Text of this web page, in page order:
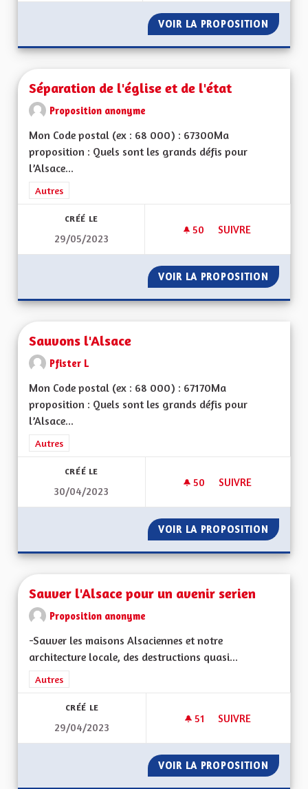
VOIR LA PROPOSITION
Séparation de l'église et de l'état
Proposition anonyme
Mon Code postal (ex : 68 000) : 67300Ma
proposition : Quels sont les grands défis pour
l’Alsace...
Filtrer les résultats de la catégorie : Autres
Autres
CRÉÉ LE
29/05/2023
50 50 ABONNÉS
SUIVRE
VOIR LA PROPOSITION
Sauvons l'Alsace
Pfister L
Mon Code postal (ex : 68 000) : 67170Ma
proposition : Quels sont les grands défis pour
l’Alsace...
Filtrer les résultats de la catégorie : Autres
Autres
CRÉÉ LE
30/04/2023
50 50 ABONNÉS
SUIVRE
VOIR LA PROPOSITION
Sauver l'Alsace pour un avenir serien
Proposition anonyme
-Sauver les maisons Alsaciennes et notre
architecture locale, des destructions quasi...
Filtrer les résultats de la catégorie : Autres
Autres
CRÉÉ LE
29/04/2023
51 51 ABONNÉS
SUIVRE
VOIR LA PROPOSITION